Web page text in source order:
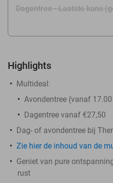
Dagentree - Laatste kans
Highlights
Multideal:
Avondentree (vanaf
Dagentree vanaf €27,50
Dag- of avondentree bij
Zie hier de inhoud van de
Geniet van pure
rust